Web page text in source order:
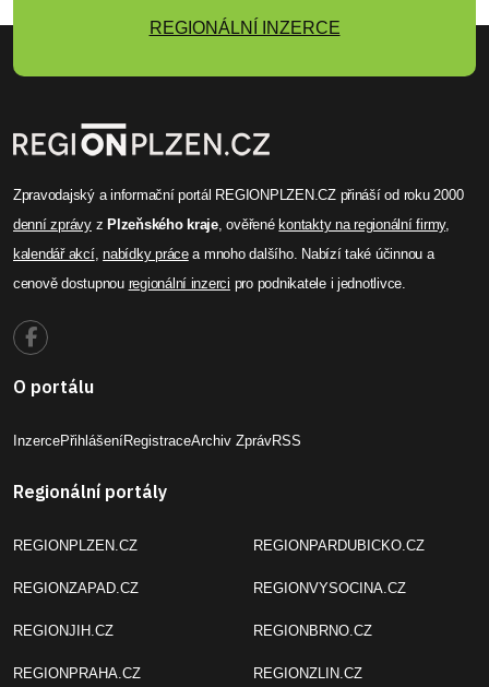
REGIONÁLNÍ INZERCE
Zpravodajský a informační portál REGIONPLZEN.CZ přináší od roku 2000
denní zprávyz Plzeňského kraje, ověřené kontakty na regionální firmy,
kalendář akcí,nabídky prácea mnoho dalšího. Nabízí také účinnou a
cenově dostupnou regionální inzerci pro podnikatele i jednotlivce.
O portálu
InzercePřihlášeníRegistraceArchiv ZprávRSS
Regionální portály
REGIONPLZEN.CZ
REGIONZAPAD.CZ
REGIONJIH.CZ
REGIONPRAHA.CZ
REGIONPARDUBICKO.CZ
REGIONVYSOCINA.CZ
REGIONBRNO.CZ
REGIONZLIN.CZ